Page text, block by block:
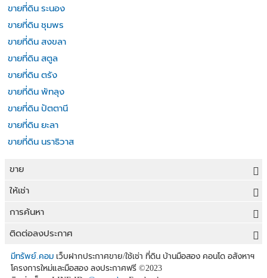
ขายที่ดิน ระนอง
ขายที่ดิน ชุมพร
ขายที่ดิน สงขลา
ขายที่ดิน สตูล
ขายที่ดิน ตรัง
ขายที่ดิน พัทลุง
ขายที่ดิน ปัตตานี
ขายที่ดิน ยะลา
ขายที่ดิน นราธิวาส
ขาย
ขายที่ดิน
ขายบ้าน
ขายคอนโด
ขายอาคารพาณิชย์
ให้เช่า
ให้เช่าที่ดิน
ให้เช่าบ้าน
ให้เช่าคอนโด
ให้เช่าทาวน์เฮาส์
การค้นหา
ขายที่ดิน
ประกาศขายที่ดิน
ที่ดินราคาถูก
ติดต่อลงประกาศ
ลงประกาศขายฟรี
ลงประกาศให้เช่าฟรี
มีทรัพย์.คอม เว็บฝากประกาศขาย/ใช้เช่า ที่ดิน บ้านมือสอง คอนโด อสังหาฯ
โครงการใหม่และมือสอง ลงประกาศฟรี ©2023